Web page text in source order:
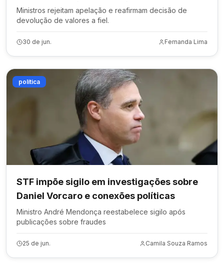
Ministros rejeitam apelação e reafirmam decisão de
devolução de valores a fiel.
30 de jun. Fernanda Lima
política
STF impõe sigilo em investigações sobre
Daniel Vorcaro e conexões políticas
Ministro André Mendonça reestabelece sigilo após
publicações sobre fraudes
25 de jun. Camila Souza Ramos